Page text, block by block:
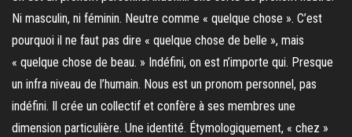
Ni masculin, ni féminin. Neutre comme « quelque chose ». C’est
pourquoi il ne faut pas dire « quelque chose de belle », mais
« quelque chose de beau. » Indéfini, on est n’importe qui. Presque
un infra niveau de l’humain. Nous est un pronom personnel, pas
indéfini. Il crée un collectif et confère à ses membres une
dimension particulière. Une identité. Étymologiquement, « chez »